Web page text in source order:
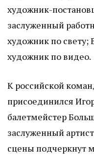
художник-
заслуженный
художник по свету;
художник по видео.
К российской
присоединился
балетмейстер
заслуженный
сцены подчеркнут